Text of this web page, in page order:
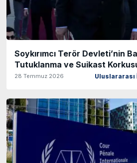
Soykırımcı Terör Devleti’nin
Tutuklanma ve Suikast
28 Temmuz 2026 Uluslararası